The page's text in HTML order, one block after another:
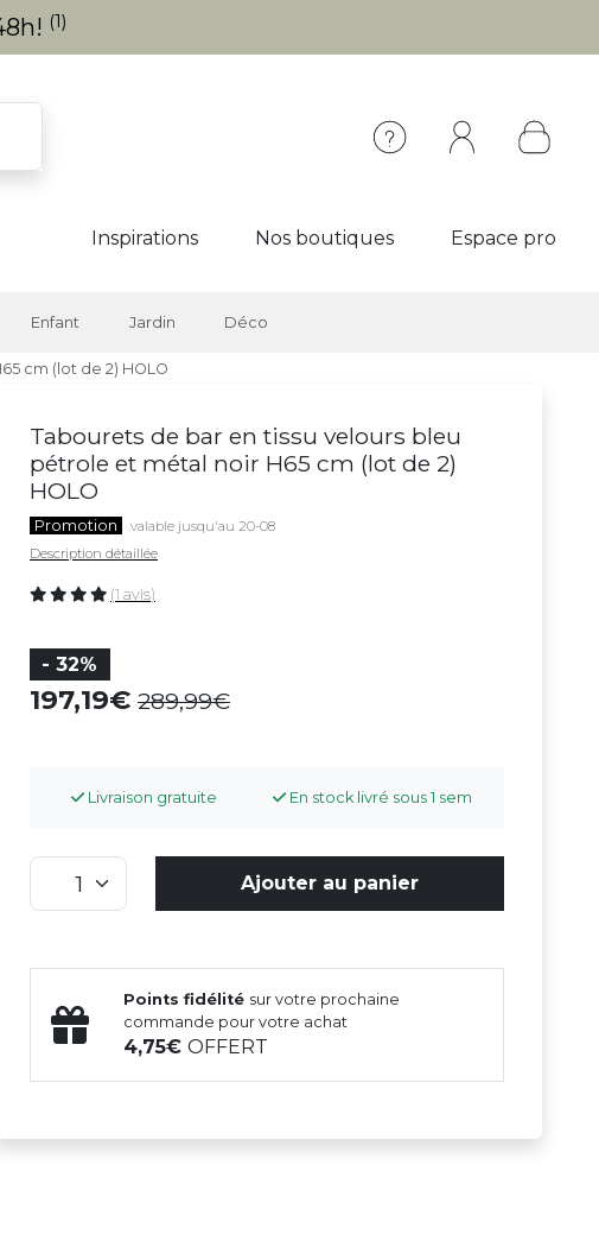
(1)
Inspirations Nos boutiques Espace pro
Enfant Jardin Déco
cm (lot de 2) HOLO
Tabourets de bar en tissu velours bleu
pétrole et métal noir H65 cm (lot de 2)
HOLO
Promotion
valable jusqu'au 20-08
Description détaillée
(1 avis)
- 32%
197,19 289,99
Livraison gratuite En stock livré sous 1 sem
Ajouter au panier
Points fidélité sur votre prochaine
commande pour votre achat
4,75OFFERT